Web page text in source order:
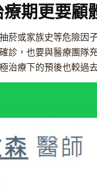
期更要顧
菸或家族史等危險因
診，也要與醫療團隊
治療下的預後也較過